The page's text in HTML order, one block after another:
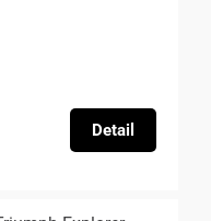
Detail